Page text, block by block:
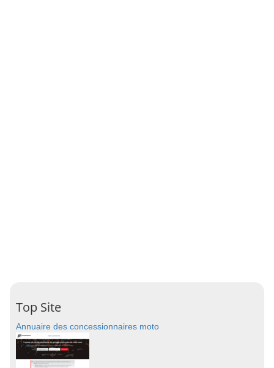
Top Site
Annuaire des concessionnaires moto